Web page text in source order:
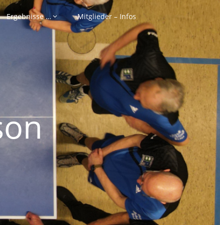
Ergebnisse … Mitglieder – Infos